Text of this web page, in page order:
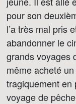
pour son
l’a très mal pris
abandonner le
grands voyages
même acheté
tragiquement en
voyage de